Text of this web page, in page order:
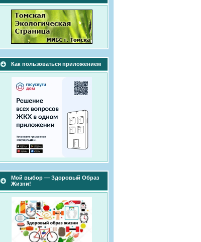
Как пользоваться приложением
Мой выбор — Здоровый Образ
Жизни!